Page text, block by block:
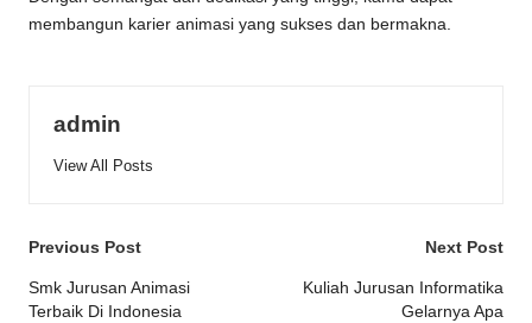
membangun karier animasi yang sukses dan bermakna.
admin
View All Posts
Post
navigation
Previous Post
Smk Jurusan Animasi
Terbaik Di Indonesia
Next Post
Kuliah Jurusan Informatika
Gelarnya Apa